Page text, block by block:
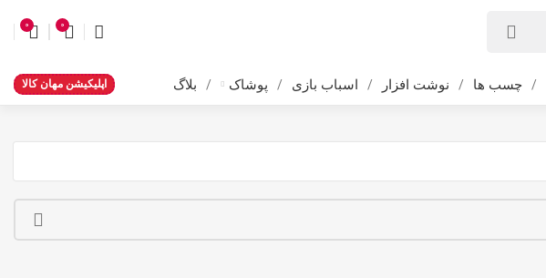
0
0
چسب ها نوشت افزار اسباب بازی پوشاک بلاگ اپلیکیشن مهان کالا